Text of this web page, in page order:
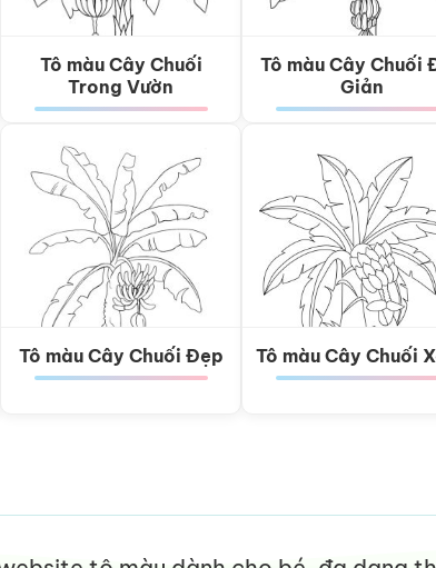
Tô màu Cây Chuối
Trong Vườn
Tô màu Cây Chuối
Giản
Tô màu Cây Chuối Đẹp Tô màu Cây Chuối